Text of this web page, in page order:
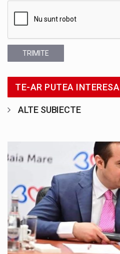
TRIMITE
TE-AR PUTEA INTERESA
ALTE SUBIECTE